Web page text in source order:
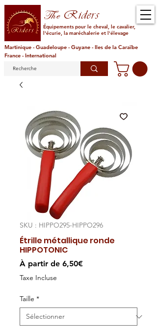
TheRiders
Équipements pour le cheval, le cavalier,
l'écurie, la maréchalerie et l'élevage
Martinique - Guadeloupe - Guyane - Iles de la Caraïbe
France - International
SKU : HIPPO295-HIPPO296
Étrille métallique ronde
HIPPOTONIC
À partir de 6,50€Prix
Taxe Incluse
Taille *